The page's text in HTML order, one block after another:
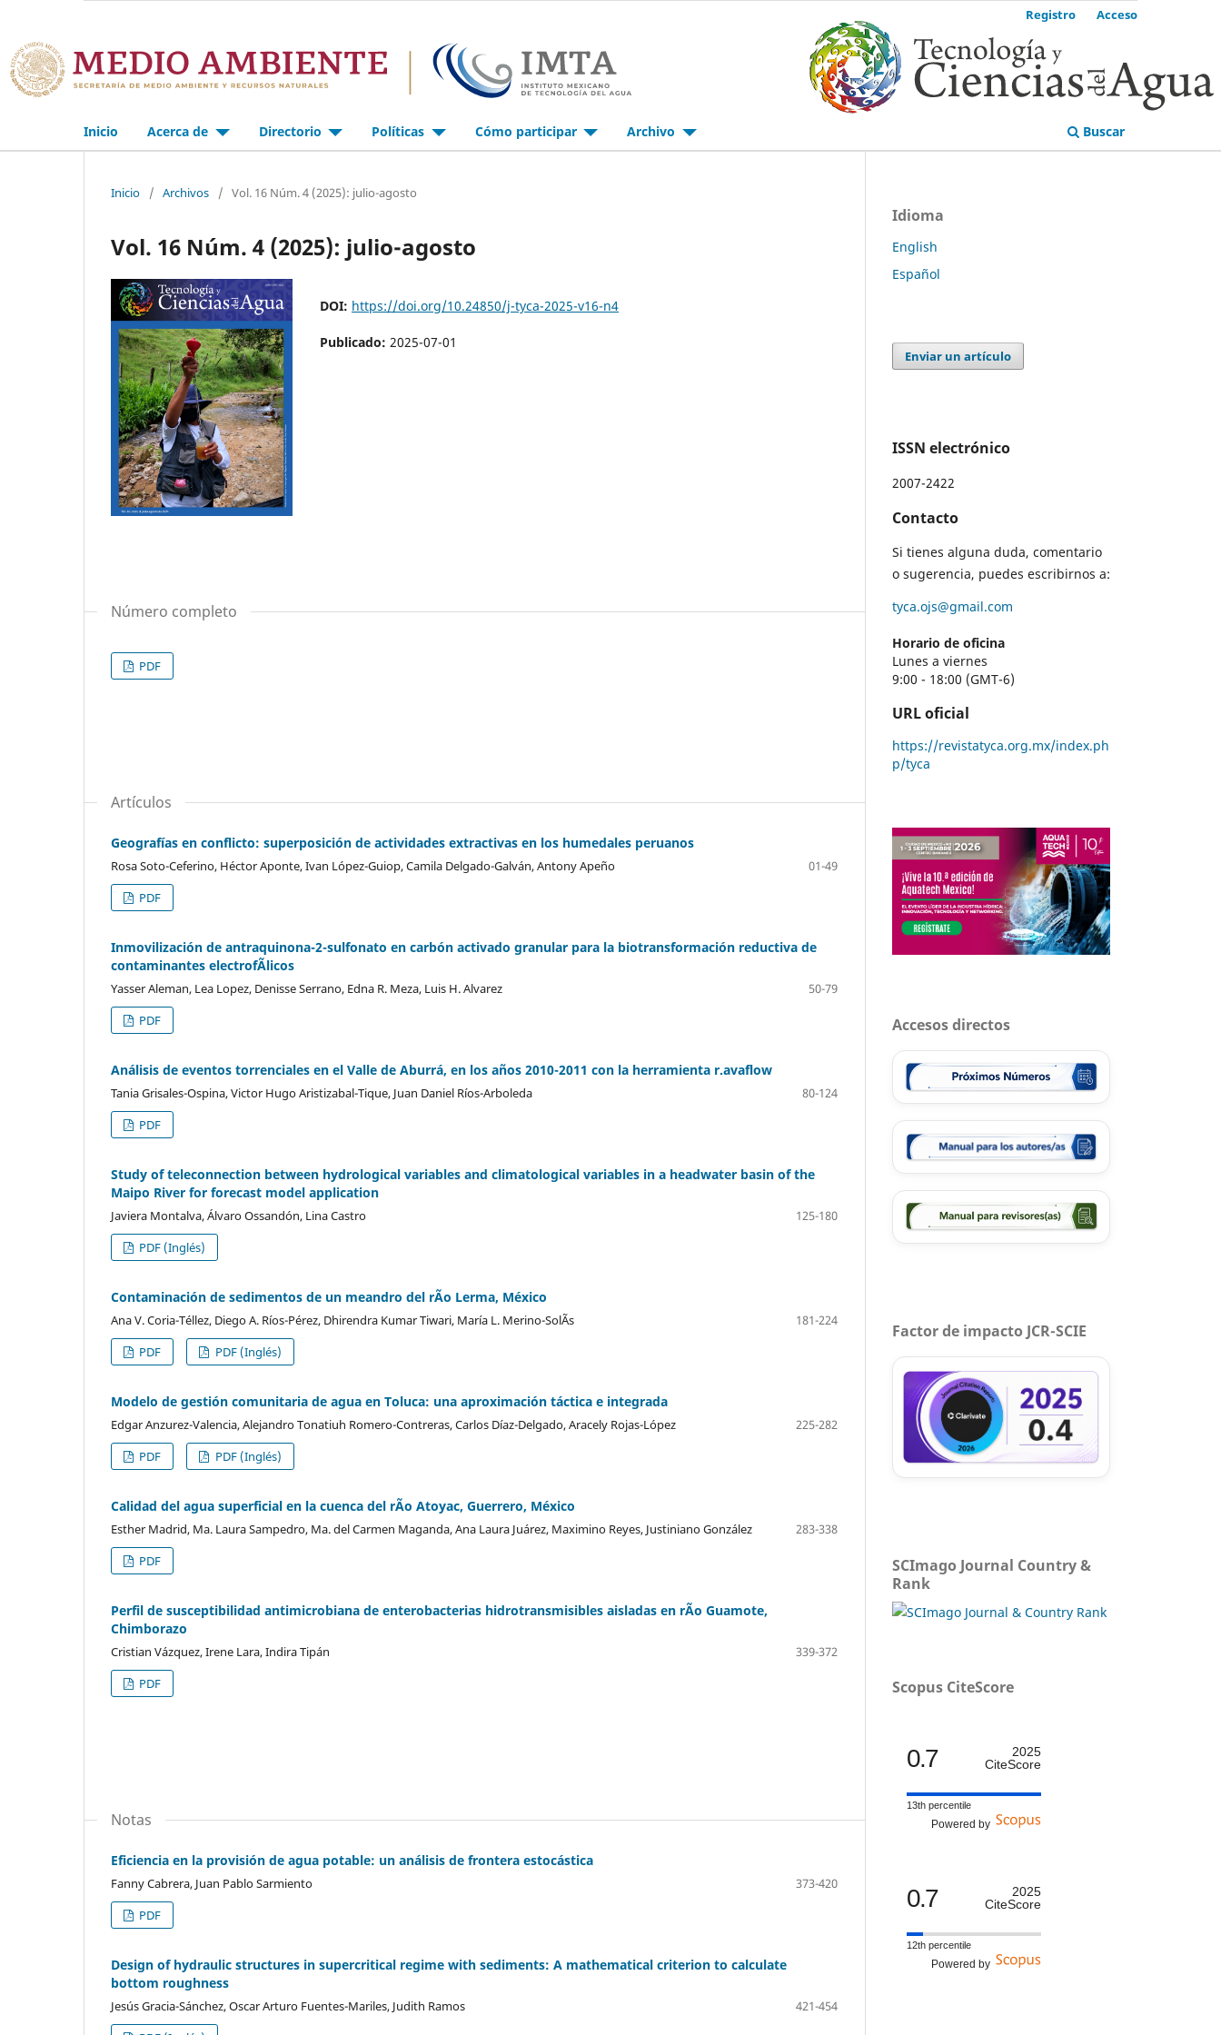
Inicio Acerca de Directorio Políticas Cómo participar Archivo Buscar
Registro Acceso
Inicio / Archivos / Vol. 16 Núm. 4 (2025): julio-agosto
Vol. 16 Núm. 4 (2025): julio-agosto
DOI: https://doi.org/10.24850/j-tyca-2025-v16-n4
Publicado: 2025-07-01
Número completo
PDF
Artículos
Geografías en conflicto: superposición de actividades extractivas en los humedales peruanos
Rosa Soto-Ceferino, Héctor Aponte, Ivan López-Guiop, Camila Delgado-Galván, Antony Apeño
01-49
PDF
Inmovilización de antraquinona-2-sulfonato en carbón activado granular para la biotransformación reductiva de
contaminantes electrofÃ­licos
Yasser Aleman, Lea Lopez, Denisse Serrano, Edna R. Meza, Luis H. Alvarez
50-79
PDF
Análisis de eventos torrenciales en el Valle de Aburrá, en los años 2010-2011 con la herramienta r.avaflow
Tania Grisales-Ospina, Victor Hugo Aristizabal-Tique, Juan Daniel Ríos-Arboleda
80-124
PDF
Study of teleconnection between hydrological variables and climatological variables in a headwater basin of the
Maipo River for forecast model application
Javiera Montalva, Álvaro Ossandón, Lina Castro
125-180
PDF (Inglés)
Contaminación de sedimentos de un meandro del rÃ­o Lerma, México
Ana V. Coria-Téllez, Diego A. Ríos-Pérez, Dhirendra Kumar Tiwari, María L. Merino-SolÃ­s
181-224
PDF
PDF (Inglés)
Modelo de gestión comunitaria de agua en Toluca: una aproximación táctica e integrada
Edgar Anzurez-Valencia, Alejandro Tonatiuh Romero-Contreras, Carlos Díaz-Delgado, Aracely Rojas-López
225-282
PDF
PDF (Inglés)
Calidad del agua superficial en la cuenca del rÃ­o Atoyac, Guerrero, México
Esther Madrid, Ma. Laura Sampedro, Ma. del Carmen Maganda, Ana Laura Juárez, Maximino Reyes, Justiniano González
283-338
PDF
Perfil de susceptibilidad antimicrobiana de enterobacterias hidrotransmisibles aisladas en rÃ­o Guamote,
Chimborazo
Cristian Vázquez, Irene Lara, Indira Tipán
339-372
PDF
Notas
Eficiencia en la provisión de agua potable: un análisis de frontera estocástica
Fanny Cabrera, Juan Pablo Sarmiento
373-420
PDF
Design of hydraulic structures in supercritical regime with sediments: A mathematical criterion to calculate
bottom roughness
Jesús Gracia-Sánchez, Oscar Arturo Fuentes-Mariles, Judith Ramos
421-454
Idioma
English
Español
Enviar un artículo
ISSN electrónico
2007-2422
Contacto
Si tienes alguna duda, comentario
o sugerencia, puedes escribirnos a:
tyca.ojs@gmail.com
Horario de oficina
Lunes a viernes
9:00 - 18:00 (GMT-6)
URL oficial
https://revistatyca.org.mx/index.ph
p/tyca
Accesos directos
Factor de impacto JCR-SCIE
SCImago Journal Country &
Rank
Scopus CiteScore
0.7
2025
CiteScore
13th percentile
Powered by
0.7
2025
CiteScore
12th percentile
Powered by